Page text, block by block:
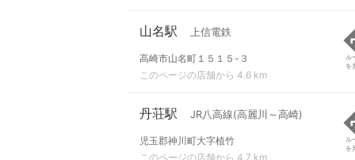
山名駅 上信電鉄
高崎市山名町１５１５-３
このページの店舗から 4.6 km
ル
を
丹荘駅 JR八高線(高麗川～高崎)
児玉郡神川町大字植竹
このページの店舗から 4.7 km
ル
を